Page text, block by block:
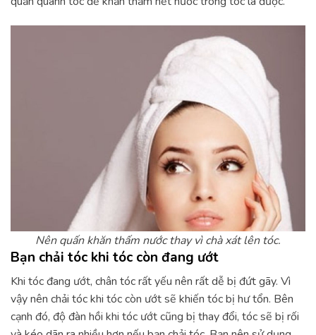
Nên quấn khăn thấm nước thay vì chà xát lên tóc.
Bạn chải tóc khi tóc còn đang ướt
Khi tóc đang ướt, chân tóc rất yếu nên rất dễ bị đứt gãy. Vì
vậy nên chải tóc khi tóc còn ướt sẽ khiến tóc bị hư tổn. Bên
cạnh đó, độ đàn hồi khi tóc ướt cũng bị thay đổi, tóc sẽ bị rối